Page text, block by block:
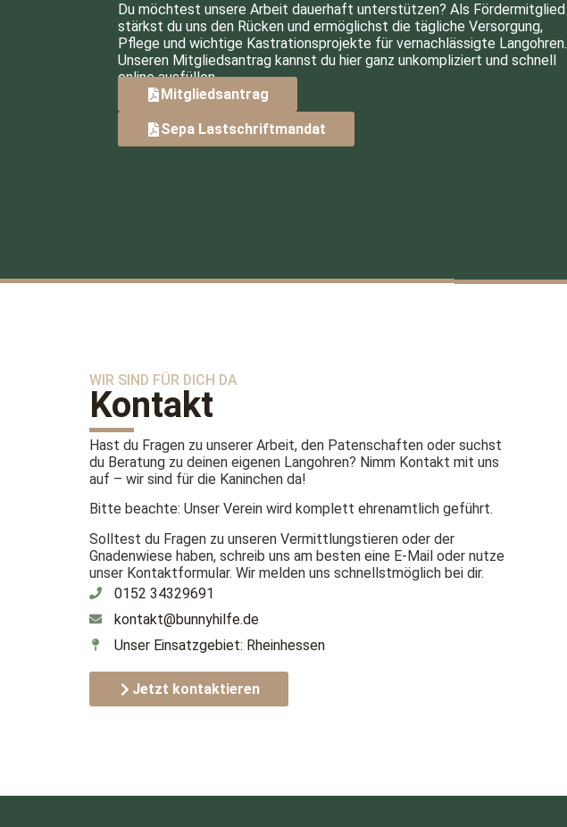
Du möchtest unsere Arbeit dauerhaft unterstützen? Als Fördermitglied
stärkst du uns den Rücken und ermöglichst die tägliche Versorgung,
Pflege und wichtige Kastrationsprojekte für vernachlässigte Langohren.
Unseren Mitgliedsantrag kannst du hier ganz unkompliziert und schnell
online ausfüllen.
Mitgliedsantrag
Sepa Lastschriftmandat
WIR SIND FÜR DICH DA
Kontakt
Hast du Fragen zu unserer Arbeit, den Patenschaften oder suchst
du Beratung zu deinen eigenen Langohren? Nimm Kontakt mit uns
auf – wir sind für die Kaninchen da!
Bitte beachte: Unser Verein wird komplett ehrenamtlich geführt.
Solltest du Fragen zu unseren Vermittlungstieren oder der
Gnadenwiese haben, schreib uns am besten eine E-Mail oder nutze
unser Kontaktformular. Wir melden uns schnellstmöglich bei dir.
0152 34329691
kontakt@bunnyhilfe.de
Unser Einsatzgebiet: Rheinhessen
Jetzt kontaktieren